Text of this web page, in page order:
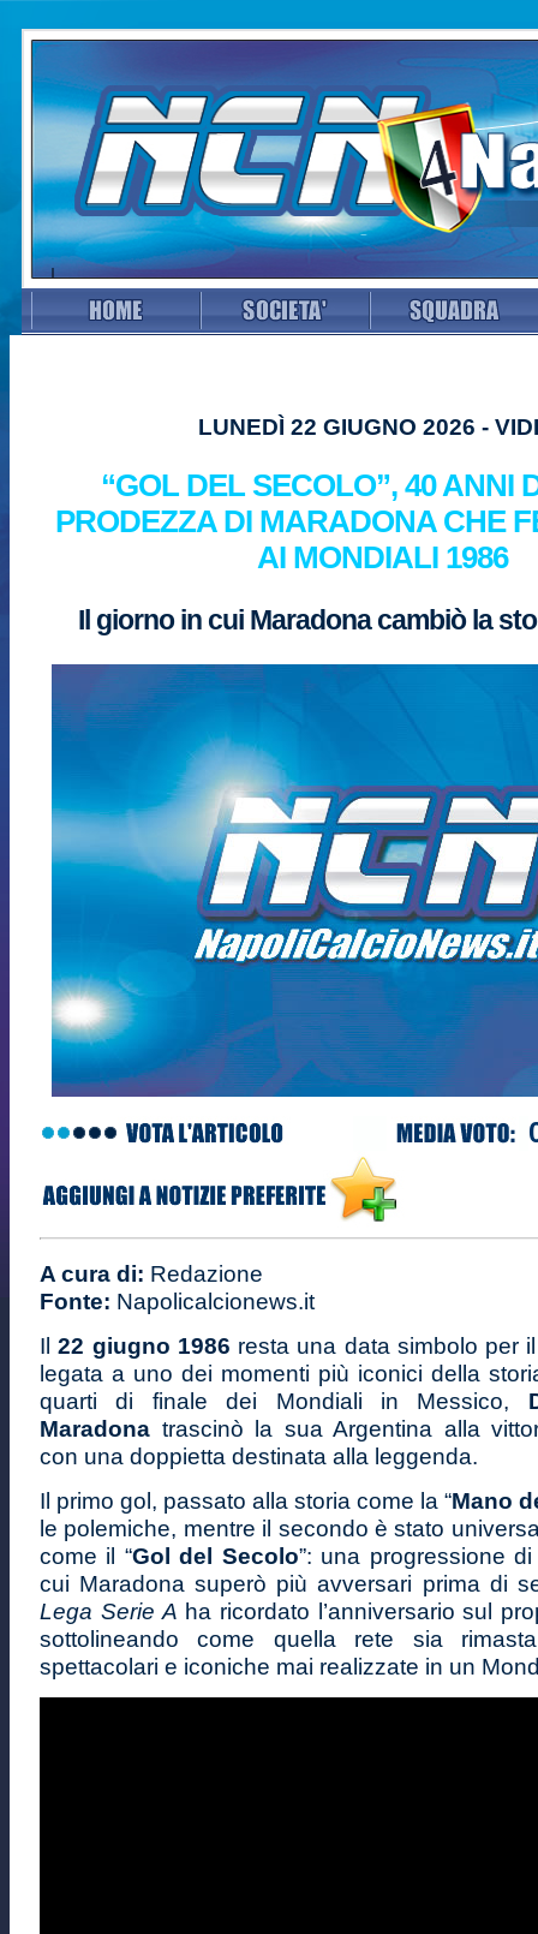
LUNEDÌ 22 GIUGNO 2026 -
“GOL DEL SECOLO”, 40 ANNI
PRODEZZA DI MARADONA CHE
AI MONDIALI 1986
Il giorno in cui Maradona cambiò la
A cura di: Redazione
Fonte: Napolicalcionews.it
Il 22 giugno 1986 resta una data simbolo per
legata a uno dei momenti più iconici della
quarti di finale dei Mondiali in Messico,
Maradona trascinò la sua Argentina alla
con una doppietta destinata alla leggenda.
Il primo gol, passato alla storia come la “Mano
le polemiche, mentre il secondo è stato
come il “Gol del Secolo”: una progressione
cui Maradona superò più avversari prima di
Lega Serie A ha ricordato l’anniversario sul
sottolineando come quella rete sia
spettacolari e iconiche mai realizzate in un